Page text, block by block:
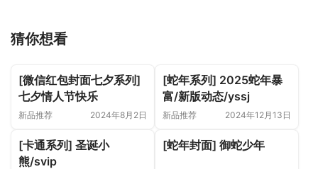
猜你想看
[微信红包封面七夕系列]
七夕情人节快乐
新品推荐 2024年8月2日
[蛇年系列] 2025蛇年暴
富/新版动态/yssj
新品推荐 2024年12月13日
[卡通系列] 圣诞小
熊/svip
[蛇年封面] 御蛇少年